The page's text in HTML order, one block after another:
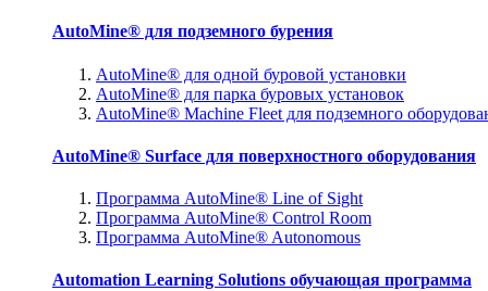
AutoMine® для подземного бурения
AutoMine® для одной буровой установки
AutoMine® для парка буровых установок
AutoMine® Machine Fleet для подземного
AutoMine® Surface для поверхностного оборудования
Программа AutoMine® Line of Sight
Программа AutoMine® Control Room
Программа AutoMine® Autonomous
Automation Learning Solutions обучающая программа